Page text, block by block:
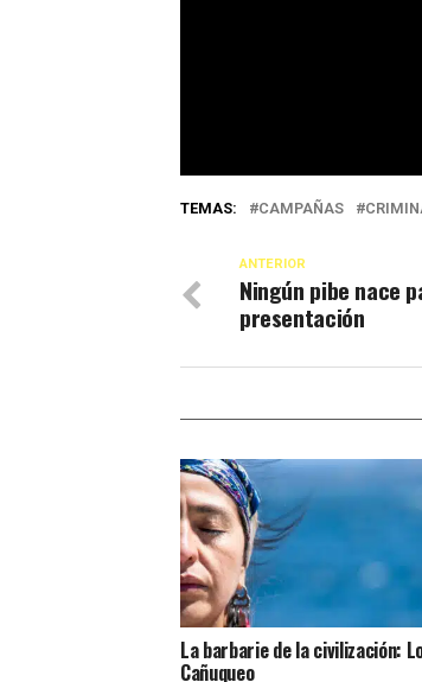
TEMAS: CAMPAÑAS
ANTERIOR
Ningún pibe nace
presentación
La barbarie de la civilización:
Cañuqueo